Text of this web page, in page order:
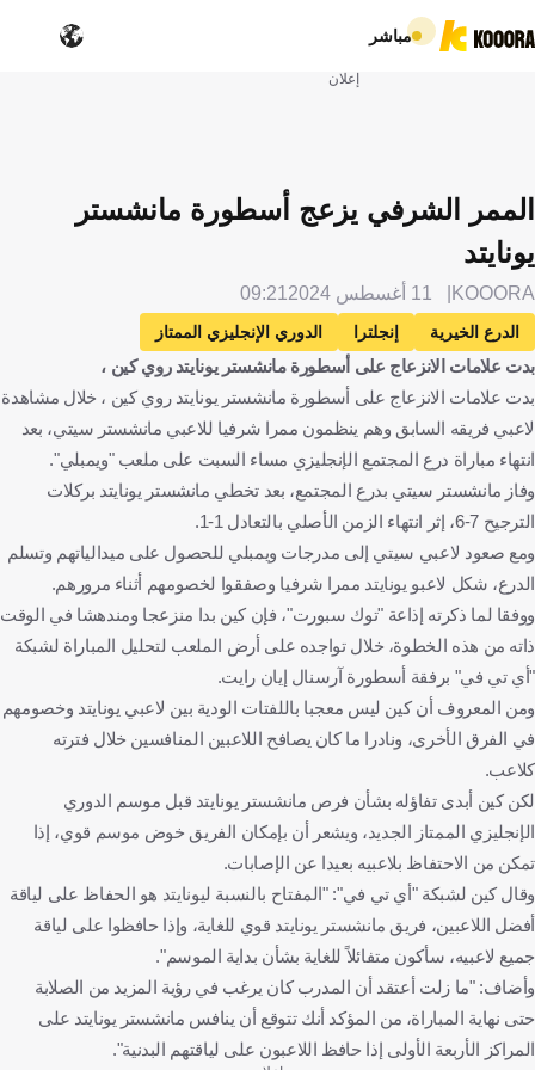
مباشر
إعلان
الممر الشرفي يزعج أسطورة مانشستر
يونايتد
KOOORA 11 أغسطس 2024 09:21
الدرع الخيرية إنجلترا
الدوري الإنجليزي الممتاز
مانشستر سيتي
مانشستر يونايتد روي كين
كرة قدم
بدت علامات الانزعاج على أسطورة مانشستر يونايتد روي كين ،
بدت علامات الانزعاج على أسطورة مانشستر يونايتد روي كين ، خلال مشاهدة
لاعبي فريقه السابق وهم ينظمون ممرا شرفيا للاعبي مانشستر سيتي، بعد
انتهاء مباراة درع المجتمع الإنجليزي مساء السبت على ملعب "ويمبلي".
وفاز مانشستر سيتي بدرع المجتمع، بعد تخطي مانشستر يونايتد بركلات
الترجيح 7-6، إثر انتهاء الزمن الأصلي بالتعادل 1-1.
ومع صعود لاعبي سيتي إلى مدرجات ويمبلي للحصول على ميدالياتهم وتسلم
الدرع، شكل لاعبو يونايتد ممرا شرفيا وصفقوا لخصومهم أثناء مرورهم.
ووفقا لما ذكرته إذاعة "توك سبورت"، فإن كين بدا منزعجا ومندهشا في الوقت
ذاته من هذه الخطوة، خلال تواجده على أرض الملعب لتحليل المباراة لشبكة
"أي تي في" برفقة أسطورة آرسنال إيان رايت.
ومن المعروف أن كين ليس معجبا باللفتات الودية بين لاعبي يونايتد وخصومهم
في الفرق الأخرى، ونادرا ما كان يصافح اللاعبين المنافسين خلال فترته
كلاعب.
لكن كين أبدى تفاؤله بشأن فرص مانشستر يونايتد قبل موسم الدوري
الإنجليزي الممتاز الجديد، ويشعر أن بإمكان الفريق خوض موسم قوي، إذا
تمكن من الاحتفاظ بلاعبيه بعيدا عن الإصابات.
وقال كين لشبكة "أي تي في": "المفتاح بالنسبة ليونايتد هو الحفاظ على لياقة
أفضل اللاعبين، فريق مانشستر يونايتد قوي للغاية، وإذا حافظوا على لياقة
جميع لاعبيه، سأكون متفائلاً للغاية بشأن بداية الموسم".
وأضاف: "ما زلت أعتقد أن المدرب كان يرغب في رؤية المزيد من الصلابة
حتى نهاية المباراة، من المؤكد أنك تتوقع أن ينافس مانشستر يونايتد على
المراكز الأربعة الأولى إذا حافظ اللاعبون على لياقتهم البدنية".